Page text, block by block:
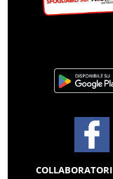
COLLABORATORI